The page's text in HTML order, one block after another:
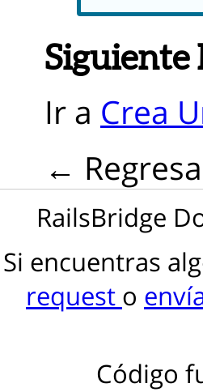
Siguiente
Ir a Crea
RailsBridge
Si encuentras
request o
Código